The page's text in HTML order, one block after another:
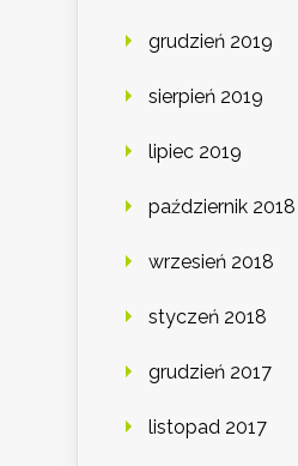
grudzień 2019
sierpień 2019
lipiec 2019
październik 2018
wrzesień 2018
styczeń 2018
grudzień 2017
listopad 2017